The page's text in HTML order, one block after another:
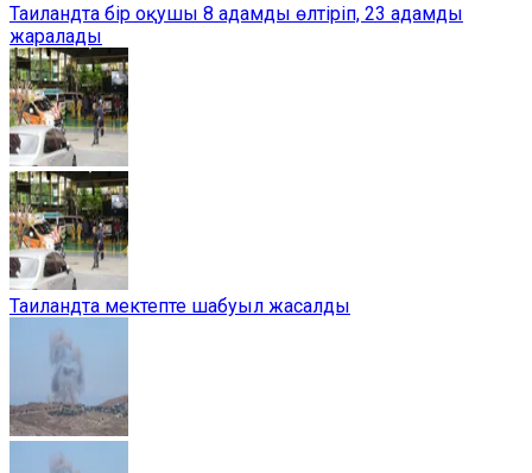
Таиландта бір оқушы 8 адамды өлтіріп, 23 адамды
жаралады
Таиландта мектепте шабуыл жасалды